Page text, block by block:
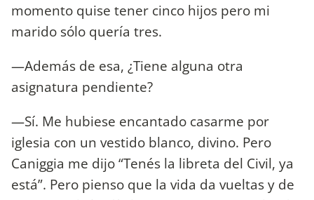
momento quise tener cinco hijos pero mi
marido sólo quería tres.
—Además de esa, ¿Tiene alguna otra
asignatura pendiente?
—Sí. Me hubiese encantado casarme por
iglesia con un vestido blanco, divino. Pero
Caniggia me dijo “Tenés la libreta del Civil, ya
está”. Pero pienso que la vida da vueltas y de